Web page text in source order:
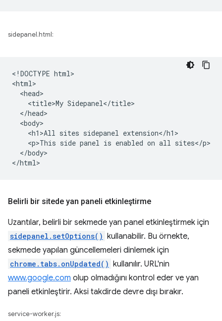
sidepanel.html:
<!DOCTYPE html>
<html>
  <head>
    <title>My Sidepanel</title>
  </head>
  <body>
    <h1>All sites sidepanel extension</h1>
    <p>This side panel is enabled on all sites</p>
  </body>
Belirli bir sitede yan paneli etkinleştirme
Uzantılar, belirli bir sekmede yan panel etkinleştirmek için
sidepanel.setOptions() kullanabilir. Bu örnekte,
sekmede yapılan güncellemeleri dinlemek için
chrome.tabs.onUpdated() kullanılır. URL'nin
www.google.com olup olmadığını kontrol eder ve yan
paneli etkinleştirir. Aksi takdirde devre dışı bırakır.
service-worker.js: